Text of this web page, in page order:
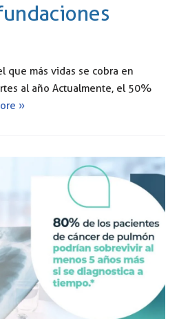
que más vidas se cobra en
al año Actualmente, el 50%
»